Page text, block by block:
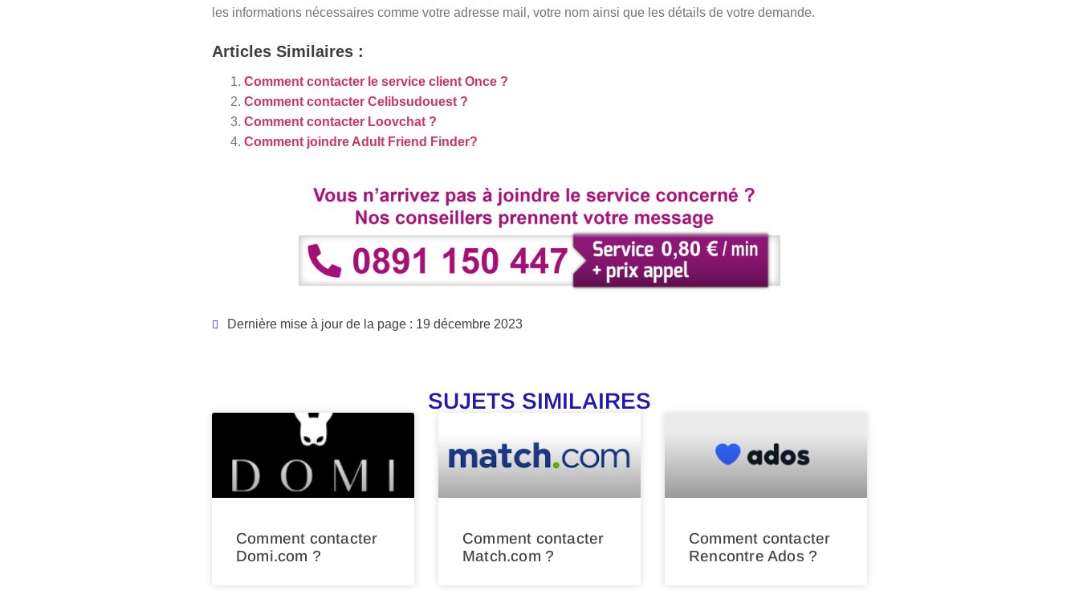
les informations nécessaires comme votre adresse mail, votre nom ainsi que les détails de votre demande.
Articles Similaires :
Comment contacter le service client Once ?
Comment contacter Celibsudouest ?
Comment contacter Loovchat ?
Comment joindre Adult Friend Finder?
Dernière mise à jour de la page : 19 décembre 2023
SUJETS SIMILAIRES
Comment contacter
Domi.com ?
Comment contacter
Match.com ?
Comment contacter
Rencontre Ados ?